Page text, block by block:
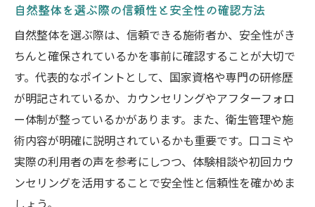
自然整体を選ぶ際の信頼性と安全性の確認方法
自然整体を選ぶ際は、信頼できる施術者か、安全性がき
ちんと確保されているかを事前に確認することが大切で
す。代表的なポイントとして、国家資格や専門の研修歴
が明記されているか、カウンセリングやアフターフォロ
ー体制が整っているかがあります。また、衛生管理や施
術内容が明確に説明されているかも重要です。口コミや
実際の利用者の声を参考にしつつ、体験相談や初回カウ
ンセリングを活用することで安全性と信頼性を確かめま